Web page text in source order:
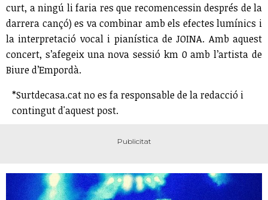
curt, a ningú li faria res que recomencessin després de la
darrera cançó) es va combinar amb els efectes lumínics i
la interpretació vocal i pianística de JOINA. Amb aquest
concert, s’afegeix una nova sessió km 0 amb l’artista de
Biure d’Empordà.
*Surtdecasa.cat no es fa responsable de la redacció i
contingut d'aquest post.